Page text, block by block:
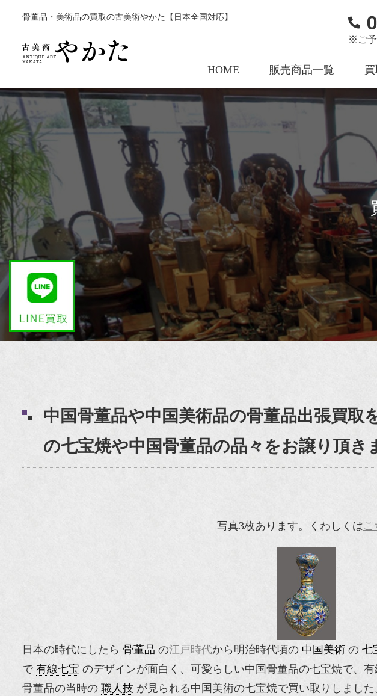
骨董品・美術品の買取の古美術やかた【日本全国対応】
※ご予
HOME 販売商品一覧
中国骨董品や中国美術品の骨董品出張買取
の七宝焼や中国骨董品の品々をお譲り頂き
写真3枚あります。くわしくはこ
日本の時代にしたら 骨董品 の江戸時代から明治時代頃の 中国美術 の 七
で 有線七宝 のデザインが面白く、可愛らしい中国骨董品の七宝焼で、
骨董品の当時の 職人技 が見られる中国美術の七宝焼で買い取りしまし